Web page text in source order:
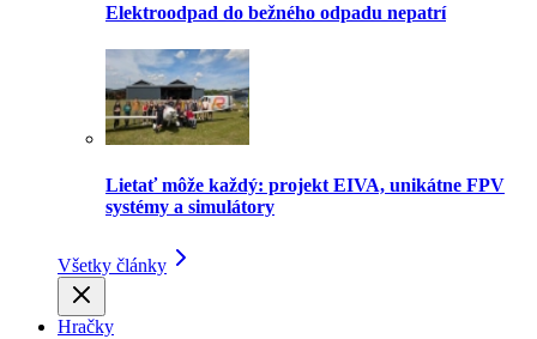
Elektroodpad do bežného odpadu nepatrí
Lietať môže každý: projekt EIVA, unikátne FPV
systémy a simulátory
Všetky články
Hračky